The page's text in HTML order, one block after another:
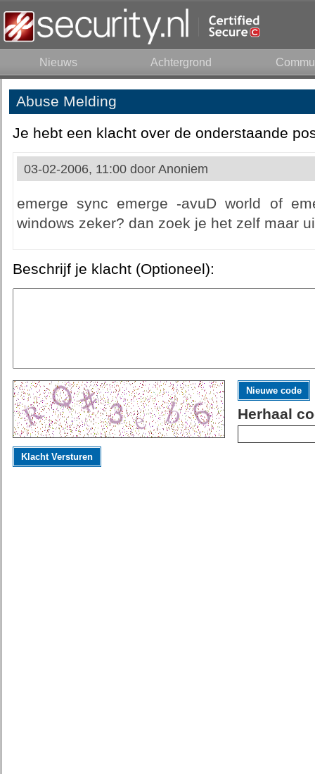
Nieuws Achtergrond
Abuse Melding
Je hebt een klacht over de onderstaande
03-02-2006, 11:00 door Anoniem
emerge sync emerge -avuD world of
windows zeker? dan zoek je het zelf maar
Beschrijf je klacht (Optioneel):
Nieuwe code
Herhaal
Klacht Versturen